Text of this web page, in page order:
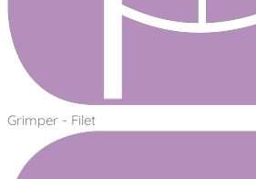
Grimper - Filet